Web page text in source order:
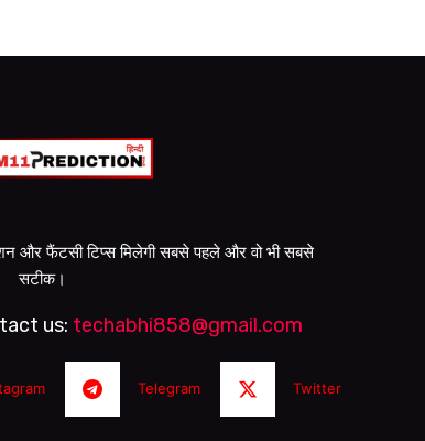
और फैंटसी टिप्स मिलेगी सबसे पहले और वो भी सबसे
सटीक।
us: techabhi858@gmail.com
Telegram Twitter